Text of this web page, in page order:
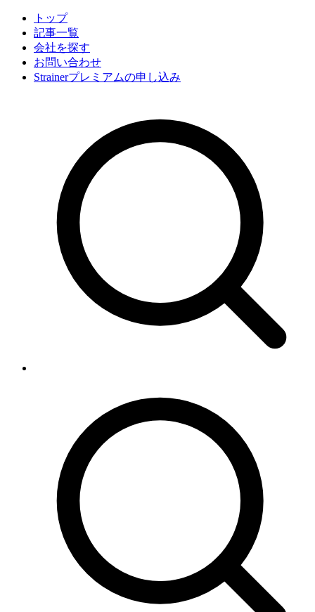
トップ
記事一覧
会社を探す
お問い合わせ
Strainerプレミアムの申し込み